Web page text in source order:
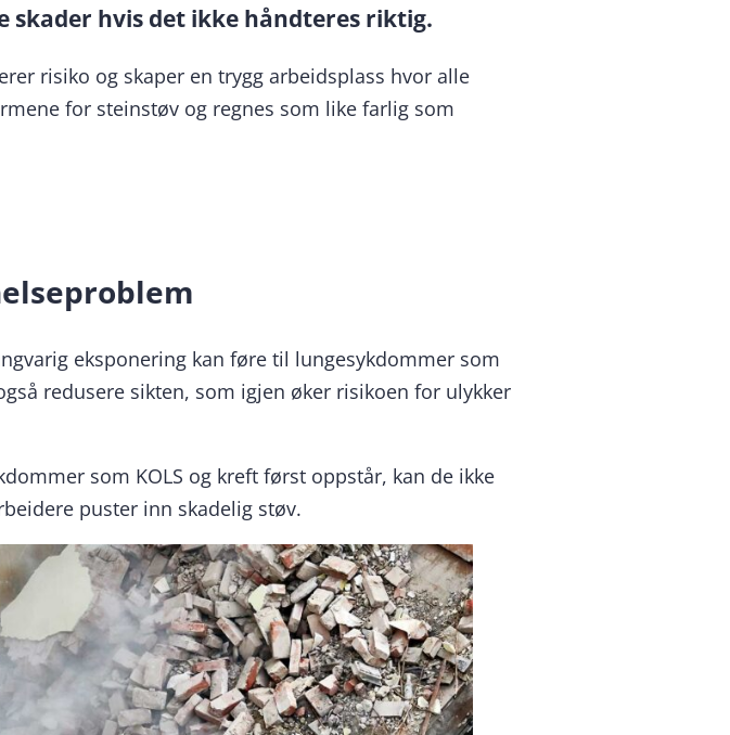
hvis det ikke håndteres riktig.
risiko og skaper en trygg arbeidsplass hvor alle
for steinstøv og regnes som like farlig som
eksponering kan føre til lungesykdommer som
redusere sikten, som igjen øker risikoen for ulykker
som KOLS og kreft først oppstår, kan de ikke
puster inn skadelig støv.